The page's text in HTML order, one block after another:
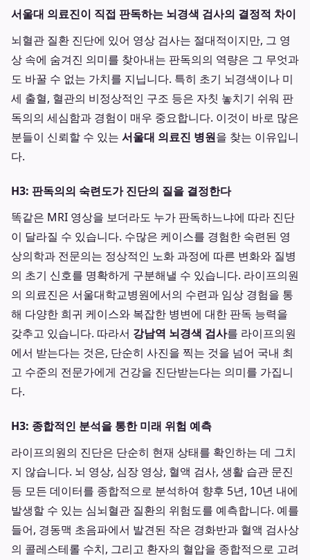
서울대 의료진이 직접 판독하는 뇌경색 검사의 결정적 차이
뇌혈관 질환 진단에 있어 영상 검사는 절대적이지만, 그 영
상 속에 숨겨진 의미를 찾아내는 판독의의 역량은 그 무엇과
도 바꿀 수 없는 가치를 지닙니다. 특히 초기 뇌경색이나 미
세 출혈, 혈관의 비정상적인 구조 등은 자칫 놓치기 쉬워 판
독의의 세심함과 경험이 매우 중요합니다. 이것이 바로 많은
분들이 신뢰할 수 있는 서울대 의료진 병원을 찾는 이유입니
다.
H3: 판독의의 숙련도가 진단의 질을 결정한다
똑같은 MRI 영상을 보더라도 누가 판독하느냐에 따라 진단
이 달라질 수 있습니다. 수많은 케이스를 경험한 숙련된 영
상의학과 전문의는 정상적인 노화 과정에 따른 변화와 질병
의 초기 신호를 명확하게 구분해낼 수 있습니다. 라이프의원
의 의료진은 서울대학교병원에서의 수련과 임상 경험을 통
해 다양한 희귀 케이스와 복잡한 병변에 대한 판독 능력을
갖추고 있습니다. 따라서 강남역 뇌경색 검사를 라이프의원
에서 받는다는 것은, 단순히 사진을 찍는 것을 넘어 국내 최
고 수준의 전문가에게 건강을 진단받는다는 의미를 가집니
다.
H3: 종합적인 분석을 통한 미래 위험 예측
라이프의원의 진단은 단순히 현재 상태를 확인하는 데 그치
지 않습니다. 뇌 영상, 심장 영상, 혈액 검사, 생활 습관 문진
등 모든 데이터를 종합적으로 분석하여 향후 5년, 10년 내에
발생할 수 있는 심뇌혈관 질환의 위험도를 예측합니다. 예를
들어, 경동맥 초음파에서 발견된 작은 경화반과 혈액 검사상
의 콜레스테롤 수치, 그리고 환자의 혈압을 종합적으로 고려